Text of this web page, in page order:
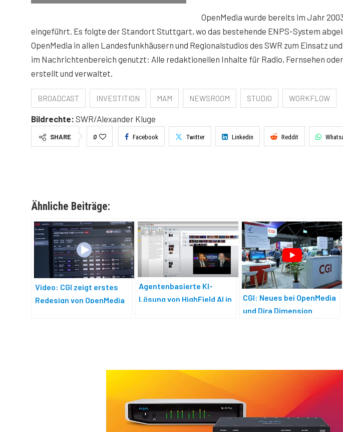
OpenMedia wurde bereits im Jahr
eingeführt. Es folgte der Standort Stuttgart, wo das bestehende ENPS-System
OpenMedia in allen Landesfunkhäusern und Regionalstudios des SWR zum Einsatz
im Nachrichtenbereich genutzt: Alle redaktionellen Inhalte für Radio, Fernsehen
erstellt und verwaltet.
BROADCAST INVESTITION MAM NEWSROOM STUDIO WORKFLOW
Bildrechte: SWR/Alexander Kluge
SHARE 0 Facebook Twitter Linkedin Reddit
Ähnliche Beiträge:
Video: CGI zeigt erstes
Redesign von OpenMedia
Agentenbasierte KI-
Lösung von HighField AI in
CGI: Neues bei OpenMedia
und Dira Dimension